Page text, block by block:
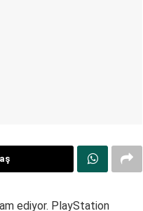
ediyor. PlayStation